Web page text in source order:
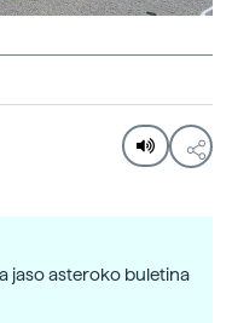
jaso asteroko buletina